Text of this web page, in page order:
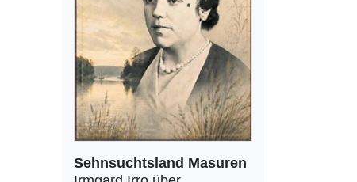
Sehnsuchtsland Masuren